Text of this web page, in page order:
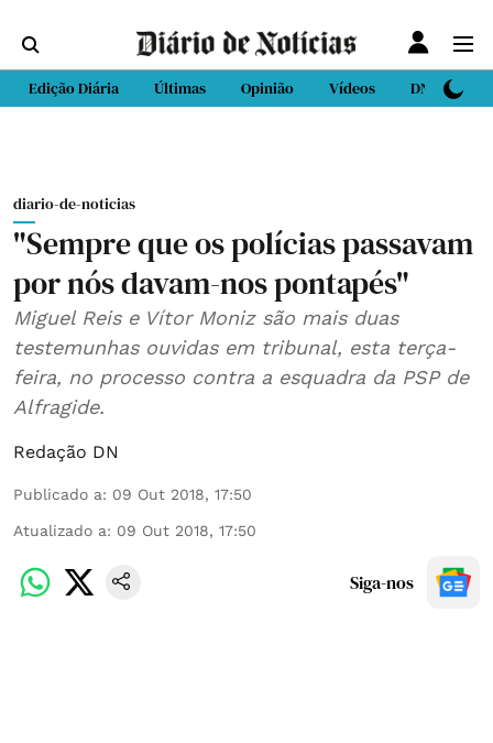
Edição Diária Últimas Opinião Vídeos DN Sport
diario-de-noticias
"Sempre que os polícias passavam
por nós davam-nos pontapés"
Miguel Reis e Vítor Moniz são mais duas
testemunhas ouvidas em tribunal, esta terça-
feira, no processo contra a esquadra da PSP de
Alfragide.
Redação DN
Publicado a: 09 Out 2018, 17:50
Atualizado a: 09 Out 2018, 17:50
Siga-nos